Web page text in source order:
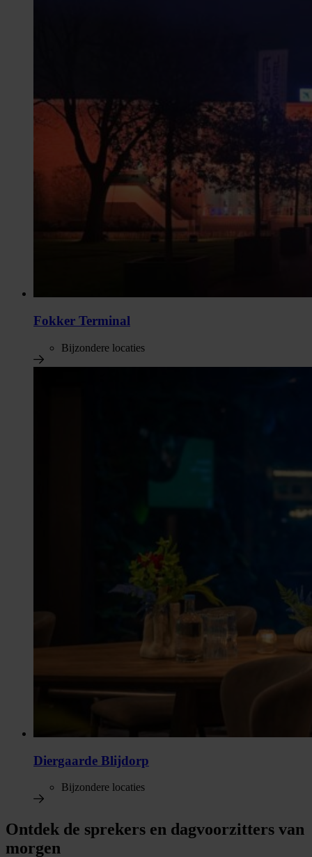
Fokker Terminal
Bijzondere locaties
Diergaarde Blijdorp
Bijzondere locaties
Ontdek de sprekers en dagvoorzitters van
morgen